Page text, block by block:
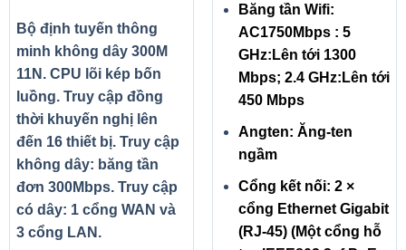
Bộ định tuyến thông
minh không dây 300M
11N. CPU lõi kép bốn
luồng. Truy cập đồng
thời khuyến nghị lên
đến 16 thiết bị. Truy cập
không dây: băng tần
đơn 300Mbps. Truy cập
có dây: 1 cổng WAN và
3 cổng LAN.
Băng tần Wifi:
AC1750Mbps : 5
GHz:Lên tới 1300
Mbps; 2.4 GHz:Lên tới
450 Mbps
Angten: Ăng-ten
ngầm
Cổng kết nối: 2 ×
cổng Ethernet Gigabit
(RJ-45) (Một cổng hỗ